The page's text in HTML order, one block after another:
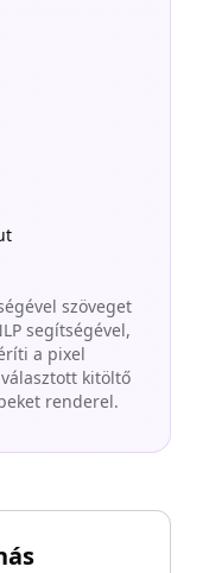
szöveget
segítségével,
a pixel
kitöltő
renderel.